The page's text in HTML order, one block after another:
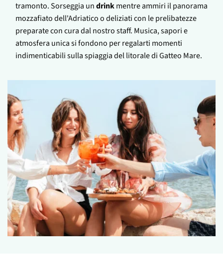
tramonto. Sorseggia undrinkmentre ammiri il panorama
mozzafiato dell'Adriatico o deliziati con le prelibatezze
preparate con cura dal nostro staff. Musica, sapori e
atmosfera unica si fondono per regalarti momenti
indimenticabili sulla spiaggia del litorale di Gatteo Mare.